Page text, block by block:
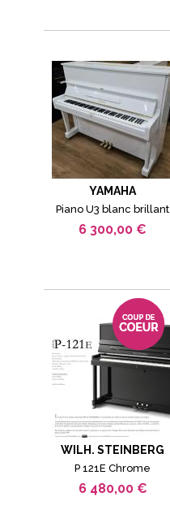
YAMAHA
Piano U3 blanc brillant
6 300,00 €
WILH. STEINBERG
P 121E Chrome
6 480,00 €